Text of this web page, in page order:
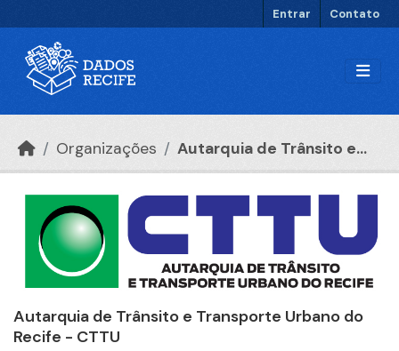
Entrar Contato
Organizações Autarquia de Trânsito e...
Autarquia de Trânsito e Transporte Urbano do
Recife - CTTU